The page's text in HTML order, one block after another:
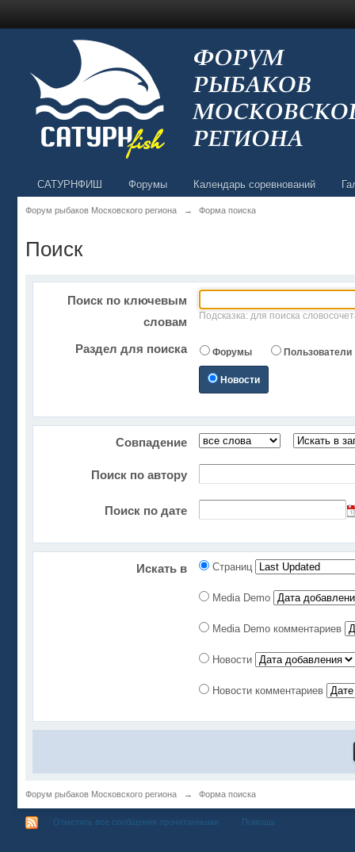
САТУРНФИШ Форумы Календарь соревнований
Форум рыбаков Московского региона → Форма поиска
Поиск
Поиск по ключевым
словам
Подсказка: для поиска
Раздел для поиска Форумы Пользователи
Новости
Совпадение
Поиск по автору
Поиск по дате
Искать в Страниц
Media Demo
Media Demo комментариев
Новости
Новости комментариев
Форум рыбаков Московского региона → Форма поиска
Отметить все сообщения прочитанными Помощь